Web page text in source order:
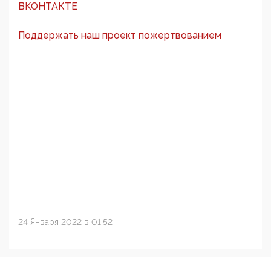
ВКОНТАКТЕ
Поддержать наш проект пожертвованием
24 Января 2022 в 01:52